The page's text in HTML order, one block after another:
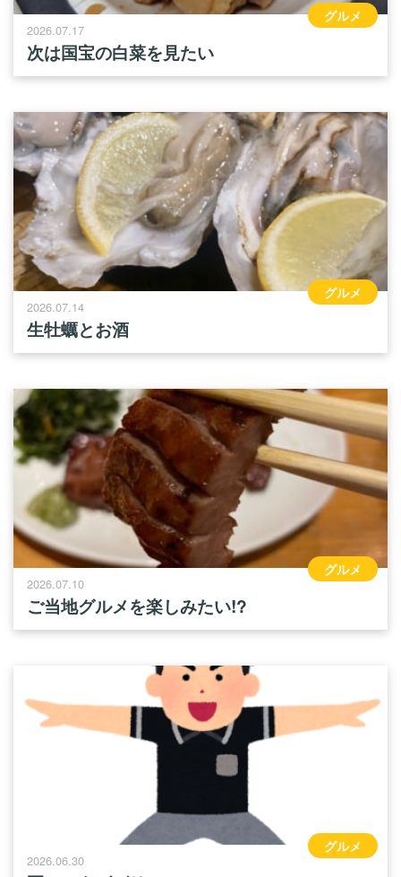
2026.07.17
次は国宝の白菜を見たい
グルメ
2026.07.14
生牡蠣とお酒
グルメ
2026.07.10
ご当地グルメを楽しみたい!?
グルメ
2026.06.30
グルメ